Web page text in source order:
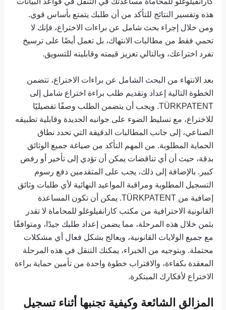
هذه وتفسير النتائج للتأكد من أن طلبك يتمتع بأساس قوي.
ومن خلال إجراء بحث شامل عن براءات الاختراع، فإنك لا
تحمي فقط من مطالبات الانتهاك، بل تعمل أيضًا على ترسيخ
تفرد اختراعك، وبالتالي تعزيز قيمته وقابليته للتسويق.
بعد الانتهاء من البحث الشامل عن براءات الاختراع، تتضمن
الخطوة التالية إعداد وتقديم طلب براءة اختراع شامل إلى
TÜRKPATENT. ويجب أن يتضمن الطلب وصفًا تفصيليًا
للاختراع، مع تسليط الضوء على جوانبه الجديدة وقابلية تطبيقه
الصناعي، إلى جانب المطالبات الدقيقة التي تحدد نطاق
الحماية المطلوبة. من المهم التأكد من صياغة جميع الوثائق
بدقة، حيث أن أي تناقضات يمكن أن تؤدي إلى تأخير أو رفض
كبير. بالإضافة إلى ذلك، يجب على المتقدمين دفع رسوم
التسجيل المطلوبة ومراقبة المواعيد النهائية لأي طلبات وثائق
إضافية من TÜRKPATENT. يمكن أن تكون المساعدة
القانونية الاحترافية من مكتب كارانفيلوغلو للمحاماة لا تقدر
بثمن خلال هذه المرحلة، مما يضمن إعداد طلبك جيدًا، ومتوافقًا
مع جميع الولايات القانونية، ويعالج بشكل فعال أي مشكلات
محتملة. وبتوجيه من الخبراء، يمكنك التنقل في هذه المرحلة
المعقدة بكفاءة، والاقتراب خطوة واحدة من تأمين حماية براءة
الاختراع لأفكارك المبتكرة.
المزالق الشائعة وكيفية تجنبها أثناء تسجيل